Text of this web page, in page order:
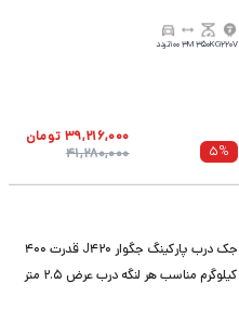
220V
350KG
3M100تردد
5%
39,216,000 تومان
41,280,000
جک درب پارکینگ جگوار J420 قدرت 400
کیلوگرم مناسب هر لنگه درب عرض 2.5 متر